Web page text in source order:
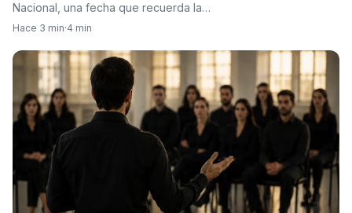
Nacional, una fecha que recuerda la…
Hace 3 min·4 min